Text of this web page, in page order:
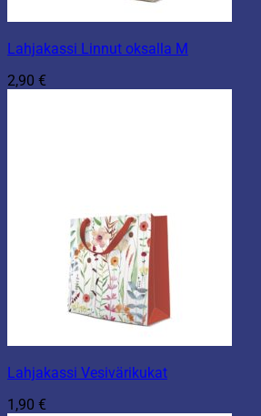
Lahjakassi Linnut oksalla M
2,90 €
Lahjakassi Vesivärikukat
1,90 €